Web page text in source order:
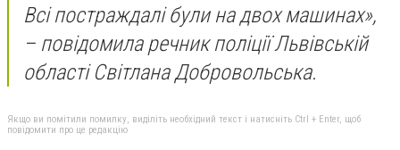
Всі постраждалі були на двох машинах»,
– повідомила речник поліції Львівській
області Світлана Добровольська.
Якщо ви помітили помилку, виділіть необхідний текст і натисніть Ctrl + Enter, щоб
повідомити про це редакцію